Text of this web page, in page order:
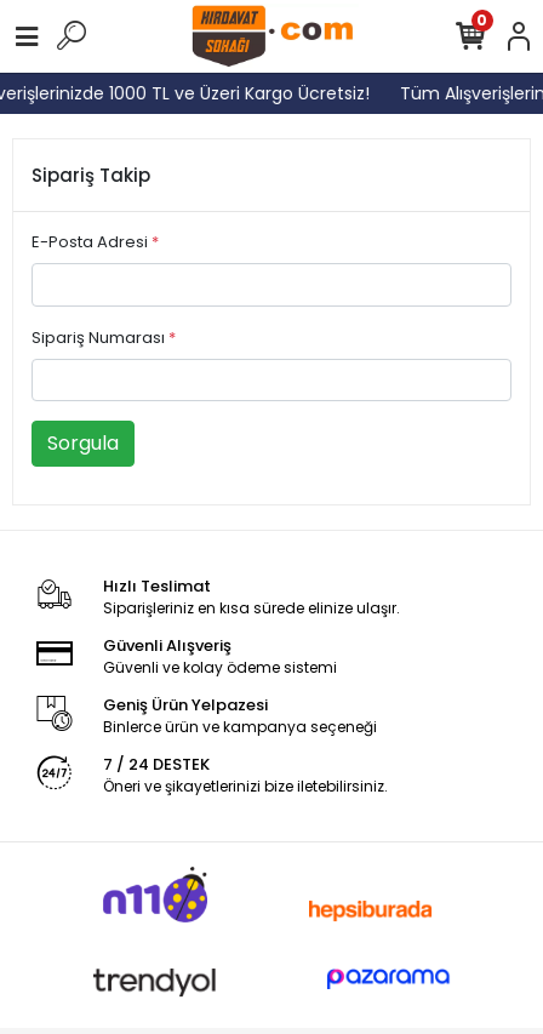
1000 TL ve Üzeri Kargo Ücretsiz! Tüm
0
Sipariş Takip
E-Posta Adresi *
Sipariş Numarası *
Sorgula
Hızlı Teslimat
Siparişleriniz en kısa sürede elinize ulaşır.
Güvenli Alışveriş
Güvenli ve kolay ödeme sistemi
Geniş Ürün Yelpazesi
Binlerce ürün ve kampanya seçeneği
7 / 24 DESTEK
Öneri ve şikayetlerinizi bize iletebilirsiniz.